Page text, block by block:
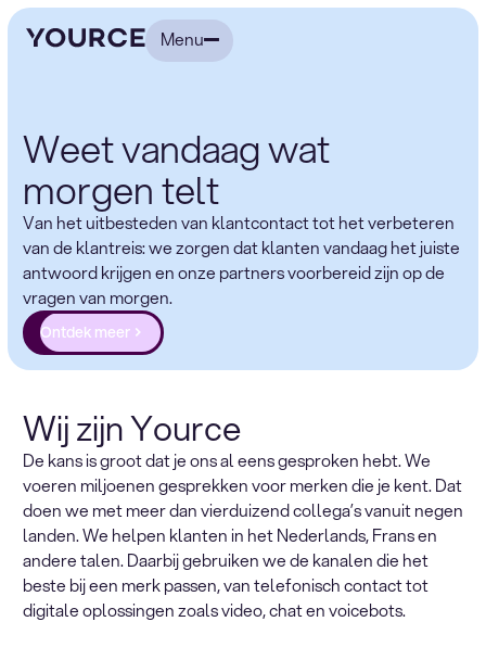
Menu
Weet vandaag wat
morgen telt
Van het uitbesteden van klantcontact tot het verbeteren
van de klantreis: we zorgen dat klanten vandaag het juiste
antwoord krijgen en onze partners voorbereid zijn op de
vragen van morgen.
Ontdek meer
Wij zijn Yource
De kans is groot dat je ons al eens gesproken hebt. We
voeren miljoenen gesprekken voor merken die je kent. Dat
doen we met meer dan vierduizend collega’s vanuit negen
landen. We helpen klanten in het Nederlands, Frans en
andere talen. Daarbij gebruiken we de kanalen die het
beste bij een merk passen, van telefonisch contact tot
digitale oplossingen zoals video, chat en voicebots.